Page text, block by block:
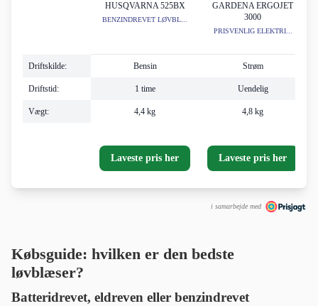
Driftskilde:
Driftstid:
Vægt:
HUSQVARNA 525BX
BENZINDREVET LØVBL...
Bensin
1 time
4,4 kg
Laveste pris her
GARDENA ERGOJET
3000
PRISVENLIG ELEKTRI...
Strøm
Uendelig
4,8 kg
Laveste pris her
i samarbejde med
Købsguide: hvilken er den bedste
løvblæser?
Batteridrevet, eldreven eller benzindrevet